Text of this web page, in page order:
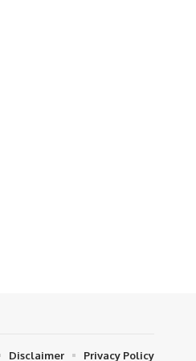
Disclaimer Privacy Policy